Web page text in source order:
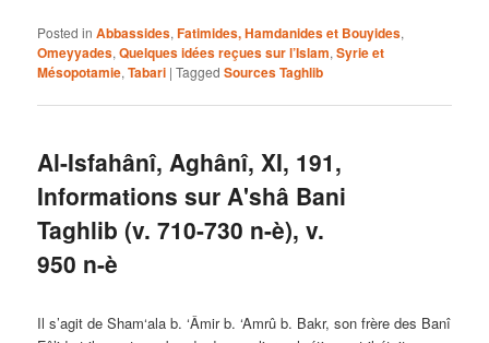
Posted in Abbassides,Fatimides, Hamdanides et Bouyides,
Omeyyades,Quelques idées reçues sur l’Islam,Syrie et
Mésopotamie,Tabari |Tagged Sources Taghlib
Al-Isfahânî, Aghânî, XI, 191,
Informations sur A'shâ Bani
Taghlib (v. 710-730 n-è), v.
950 n-è
Il s’agit de Sham‘ala b. ‘Âmir b. ‘Amrû b. Bakr, son frère des Banî